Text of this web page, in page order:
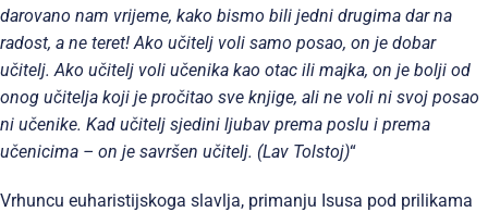
darovano nam vrijeme, kako bismo bili jedni drugima dar na
radost, a ne teret! Ako učitelj voli samo posao, on je dobar
učitelj. Ako učitelj voli učenika kao otac ili majka, on je bolji od
onog učitelja koji je pročitao sve knjige, ali ne voli ni svoj posao
ni učenike. Kad učitelj sjedini ljubav prema poslu i prema
učenicima – on je savršen učitelj. (Lav Tolstoj)“
Vrhuncu euharistijskoga slavlja, primanju Isusa pod prilikama